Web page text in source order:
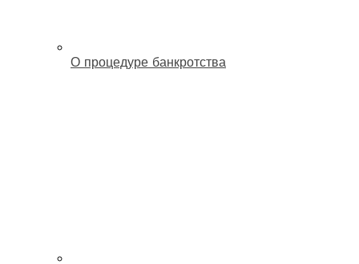
О процедуре банкротства